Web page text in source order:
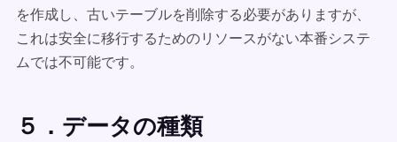
を作成し、古いテーブルを削除する必要がありますが、
これは安全に移行するためのリソースがない本番システ
ムでは不可能です。
５．データの種類